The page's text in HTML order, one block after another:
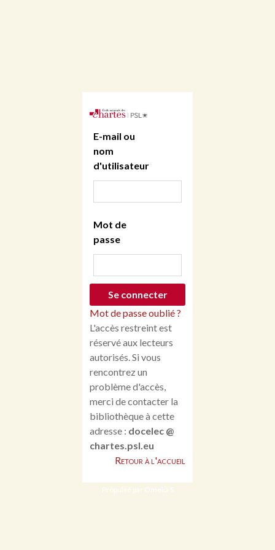
E-mail ou
nom
d'utilisateur
Mot de
passe
Mot de passe oublié ?
L'accès restreint est
réservé aux lecteurs
autorisés. Si vous
rencontrez un
problème d'accès,
merci de contacter la
bibliothèque à cette
adresse : docelec @
chartes.psl.eu
Retour à l'accueil
Propulsé par Omeka S